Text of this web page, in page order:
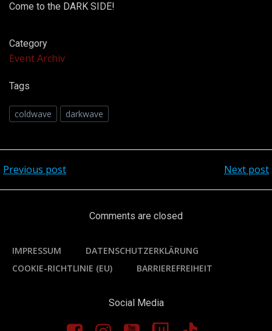
Come to the DARK SIDE!
Category
Event Archiv
Tags
coldwave darkwave
Post
navigation
Previous post Next post
Comments are closed
IMPRESSUM
DATENSCHUTZERKLÄRUNG
COOKIE-RICHTLINIE (EU)
BARRIEREFREIHEIT
Social Media